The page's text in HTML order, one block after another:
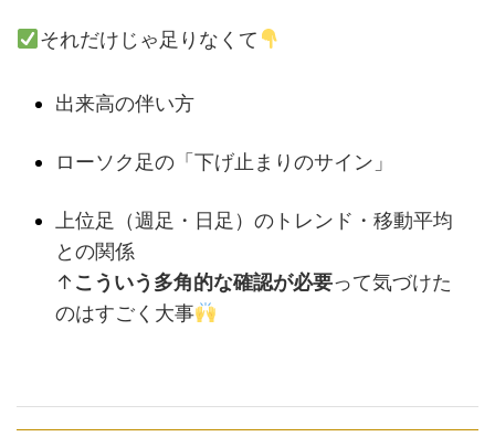
それだけじゃ足りなくて
出来高の伴い方
ローソク足の「下げ止まりのサイン」
上位足（週足・日足）のトレンド・移動平均
との関係
↑ こういう多角的な確認が必要って気づけた
のはすごく大事